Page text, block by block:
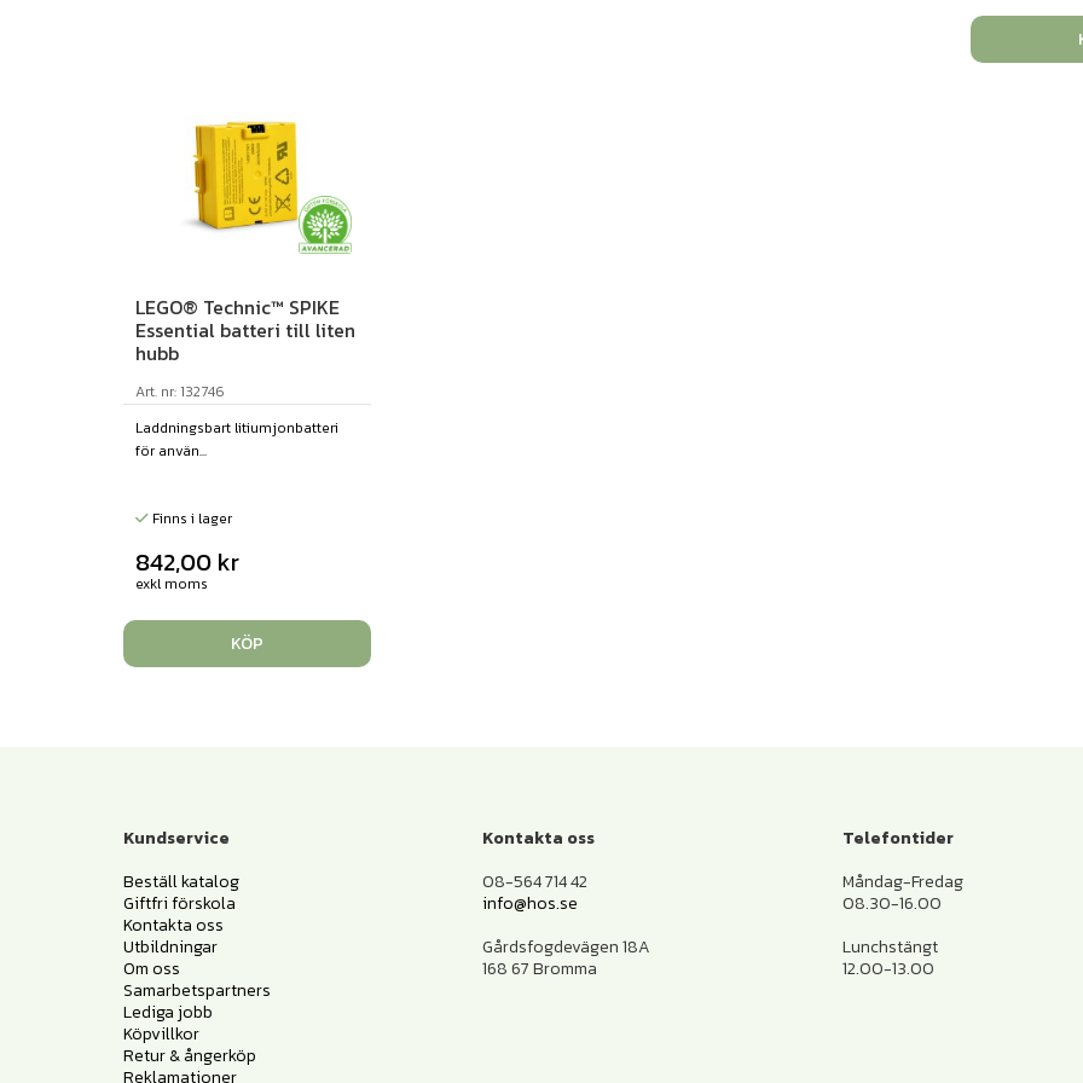
LEGO® Technic™ SPIKE
Essential batteri till liten
hubb
Art. nr: 132746
Laddningsbart litiumjonbatteri
för använ...
Finns i lager
842,00 kr
exkl moms
KÖP
Kundservice
Beställ katalog
Giftfri förskola
Kontakta oss
Utbildningar
Om oss
Samarbetspartners
Lediga jobb
Köpvillkor
Retur & ångerköp
Kontakta oss
08-564 714 42
info@hos.se
Gårdsfogdevägen 18A
168 67 Bromma
Telefontider
Måndag-Fredag
08.30-16.00
Lunchstängt
12.00-13.00